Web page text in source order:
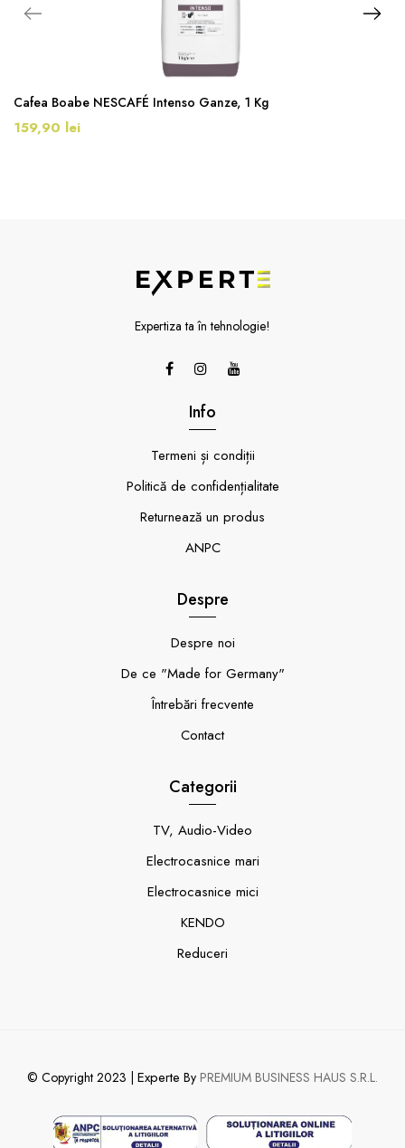
Cafea Boabe NESCAFÉ Intenso Ganze, 1 Kg
159,90 lei
Expertiza ta în tehnologie!
Info
Termeni și condiții
Politică de confidențialitate
Returnează un produs
ANPC
Despre
Despre noi
De ce "Made for Germany"
Întrebări frecvente
Contact
Categorii
TV, Audio-Video
Electrocasnice mari
Electrocasnice mici
KENDO
Reduceri
© Copyright 2023 | Experte By PREMIUM BUSINESS HAUS S.R.L.